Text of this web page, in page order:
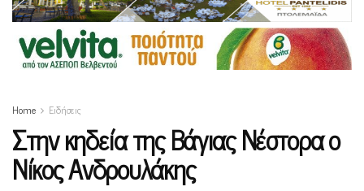
Home Ειδήσεις
Στην κηδεία της Βάγιας Νέστορα ο
Νίκος Ανδρουλάκης